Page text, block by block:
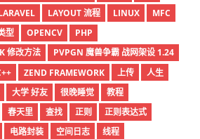
LAYOUT 流程 LINUX
MFC
型 OPENCV
PHP
修改方法
PVPGN 魔兽争霸 战网架设 1.24
ZEND FRAMEWORK 上传
人生
大学 好友 很晚睡觉
教程
春天里 查找 正则
正则表达式
电路封装 空间日志
线程